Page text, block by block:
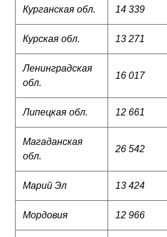
Курганская обл. 14 339
Курская обл. 13 271
Ленинградская
обл.
16 017
Липецкая обл. 12 661
Магаданская
обл.
26 542
Марий Эл 13 424
Мордовия 12 966